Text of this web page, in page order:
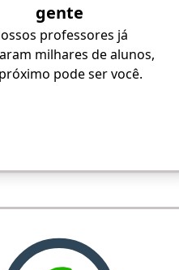
gente
professores já
milhares de alunos,
pode ser você.